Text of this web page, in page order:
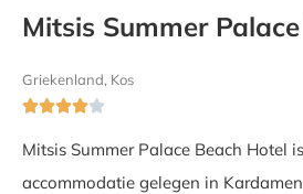
Mitsis Summer
Griekenland, Kos

Mitsis Summer Palace Beach Hotel
accommodatie gelegen in